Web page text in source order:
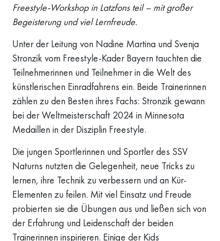
Freestyle-Workshop in Latzfons teil – mit großer
Begeisterung und viel Lernfreude.
Unter der Leitung von Nadine Martina und Svenja
Stronzik vom Freestyle-Kader Bayern tauchten die
Teilnehmerinnen und Teilnehmer in die Welt des
künstlerischen Einradfahrens ein. Beide Trainerinnen
zählen zu den Besten ihres Fachs: Stronzik gewann
bei der Weltmeisterschaft 2024 in Minnesota
Medaillen in der Disziplin Freestyle.
Die jungen Sportlerinnen und Sportler des SSV
Naturns nutzten die Gelegenheit, neue Tricks zu
lernen, ihre Technik zu verbessern und an Kür-
Elementen zu feilen. Mit viel Einsatz und Freude
probierten sie die Übungen aus und ließen sich von
der Erfahrung und Leidenschaft der beiden
Trainerinnen inspirieren. Einige der Kids